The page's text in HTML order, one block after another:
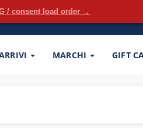
/ consent load order →
MARCHI GIFT